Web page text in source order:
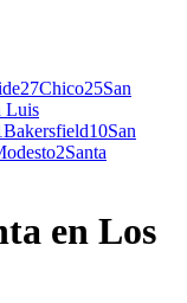
27Chico25San
Luis
Bakersfield10San
2Santa
en Los